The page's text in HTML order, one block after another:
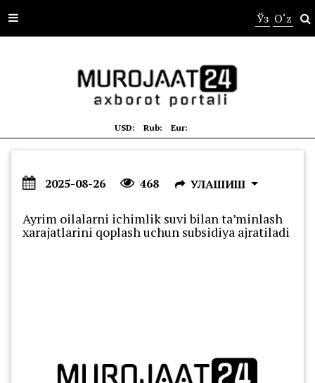
Ўз O‘z
USD: Rub: Eur:
2025-08-26 468 УЛАШИШ
Ayrim oilalarni ichimlik suvi bilan ta’minlash
xarajatlarini qoplash uchun subsidiya ajratiladi